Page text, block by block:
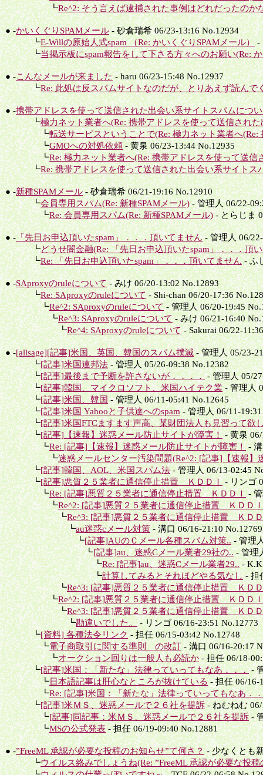
┗Re^2: そう言えば逮捕された事例はどれだったのか
● -かいくぐりSPAMメール- 砂倉瑞希 06/23-13:16 No.12934
┗E-Willの原始人式spam （Re: かいくぐりSPAMメール）-
┗当掲示板にspam報告をして下さる方々へのお願い(Re:
● -こんなメールが来ました- haru 06/23-15:48 No.12937
┗Re: 此処は反スパムサイトなのだが、とりあえず読んで
● -携帯アドレスを使って送信された出会い系サイトスパムにつ
┗極力ネット業者へ(Re: 携帯アドレスを使って送信された
┗転送サービスということで(Re: 極力ネット業者へ(Re:
┗GMOへの対処依頼- 黄泉 06/23-13:44 No.12935
┗Re: 極力ネット業者へ(Re: 携帯アドレスを使って送信
┗Re: 携帯アドレスを使って送信された出会い系サイトス
● -新種SPAMメール- 砂倉瑞希 06/21-19:16 No.12910
┗会員専用スパム(Re: 新種SPAMメール)- 管理人 06/22-
┗Re: 会員専用スパム(Re: 新種SPAMメール)- とらじま
● -「先日お申込頂いたspam」．．．頂いてません- 管理人 06/
┗どうせ闇金融(Re: 「先日お申込頂いたspam」．．．頂
┗Re: 「先日お申込頂いたspam」．．．頂いてません- ふ
● -SAproxyのruleについて- みけ 06/20-13:02 No.12893
┗Re: SAproxyのruleについて- Shi-chan 06/20-17:36
┗Re^2: SAproxyのruleについて- 管理人 06/20-19:45
┗Re^3: SAproxyのruleについて- みけ 06/21-16:40
┗Re^4: SAproxyのruleについて- Sakurai 06/22-
● -[allsage][記事]米国、英国、韓国のスパム撲滅- 管理人 05/23-
┗[記事]米国連邦法- 管理人 05/26-09:38 No.12382
┗[記事]最後まで予断を許さないが．．．．- 管理人 05/
┗[記事]韓国、マイクロソフト、米国ハイテク業- 管理人
┗[記事]米国、韓国- 管理人 06/11-05:41 No.12645
┗[記事]米国 Yahooと子供達へのspam- 管理人 06/11-
┗[記事]米国FTCますます声高、某財団法人も見習って欲
┗[記事]【速報】迷惑メール防止サイトが障害！- 黄泉 06/
┗Re: [記事]【速報】迷惑メール防止サイトが障害！- 溝
┗迷惑メールセンター汚染問題(Re^2: [記事]【速報】
┗[記事]韓国、AOL、米国スパム法- 管理人 06/13-02:45
┗[記事]悪質２５業者に通信停止措置 ＫＤＤＩ- リンゴ
┗Re: [記事]悪質２５業者に通信停止措置 ＫＤＤＩ- 管
┗Re^2: [記事]悪質２５業者に通信停止措置 ＫＤＤＩ
┗Re^3: [記事]悪質２５業者に通信停止措置 ＫＤ
┗au迷惑cメール対策- 溝口 06/16-21:10 No.12769
┗[記事]AUのＣメール各種スパム対策..- 管理
┗[記事]au、迷惑Cメール業者29社の..- 管理
┗Re: [記事]au、迷惑Cメール業者29..-
┗計算してみるとそれほどやる気なし- 担
┗Re^3: [記事]悪質２５業者に通信停止措置 ＫＤ
┗Re^2: [記事]悪質２５業者に通信停止措置 ＫＤＤＩ
┗Re^3: [記事]悪質２５業者に通信停止措置 ＫＤ
┗勘違いでした。- リンゴ 06/16-23:51 No.12773
┗[資料] 各種法令リンク- 担任 06/15-03:42 No.12748
┗電子商取引に関する準則 の改訂- 溝口 06/16-20:17
┗オークション回りは一般人も必読か- 担任 06/18-
┗[記事]米国：「新たな」法律っていってもなあ．．．-
┗日本語記事は肝心なところが抜けている- 担任 06/16-
┗Re: [記事]米国：「新たな」法律っていってもなあ．
┗[記事]米ＭＳ、迷惑メールで２６社を提訴- ねむねむ 06/
┗[記事]同記事：米ＭＳ、迷惑メールで２６社を提訴-
┗MSの公式発表- 担任 06/19-09:40 No.12881
● -”FreeML 承認が必要な投稿のお知らせ”て何さ？- 少なくとも
┗ウイルス絡みでしょうね(Re: ”FreeML 承認が必要な投稿